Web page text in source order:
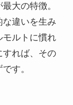
大の特徴。
な違いを生み
モルトに慣れ
すれば、その
す。